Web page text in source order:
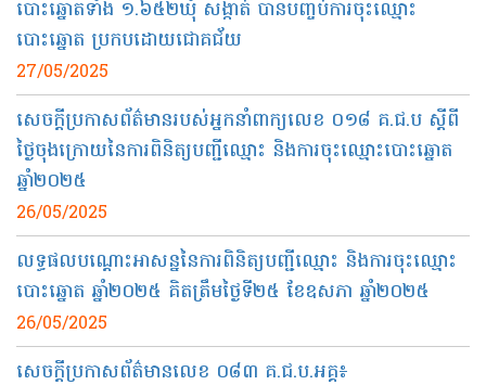
បោះឆ្នោតទាំង ១.៦៥២ឃុំ សង្កាត់ បានបញ្ចប់ការចុះឈ្មោះ
បោះឆ្នោត ប្រកបដោយជោគជ័យ
27/05/2025
សេចក្តីប្រកាសព័ត៌មានរបស់អ្នកនាំពាក្យលេខ​ ០១៨ គ​.ជ.ប ស្តីពី
ថ្ងៃចុងក្រោយនៃការពិនិត្យបញ្ជីឈ្មោះ និងការចុះឈ្មោះបោះឆ្នោត
ឆ្នាំ២០២៥
26/05/2025
លទ្ធផលបណ្ដោះអាសន្ននៃការពិនិត្យបញ្ជីឈ្មោះ និងការចុះឈ្មោះ
បោះឆ្នោត ឆ្នាំ២០២៥ គិតត្រឹមថ្ងៃទី២៥ ខែឧសភា ឆ្នាំ២០២៥
26/05/2025
សេចក្តីប្រកាសព័ត៌មានលេខ ០៨៣ គ.ជ.ប.អគ្គ៖